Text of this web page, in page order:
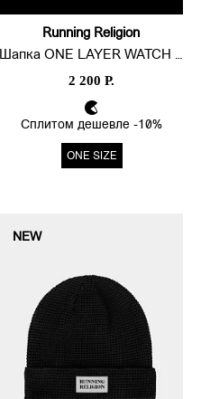
Running Religion
Шапка ONE LAYER WATCH LOGO
2 200 Р.
Сплитом дешевле -10%
ONE SIZE
NEW